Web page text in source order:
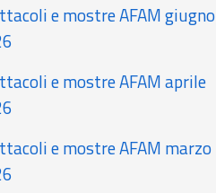
e mostre AFAM giugno
e mostre AFAM aprile
e mostre AFAM marzo